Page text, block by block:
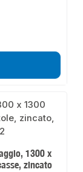
1300 x
zincato